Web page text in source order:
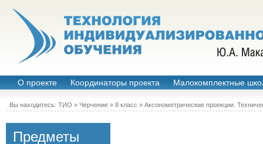
О проекте Координаторы проекта Малокомплектные
Вы находитесь: ТИО » Черчение » 8 класс » Аксонометрические проекции.
Предметы